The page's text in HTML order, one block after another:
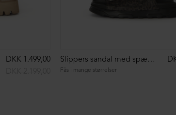
DKK 1.499,00
Fås i mange størrelser
Slippers sandal med spænder